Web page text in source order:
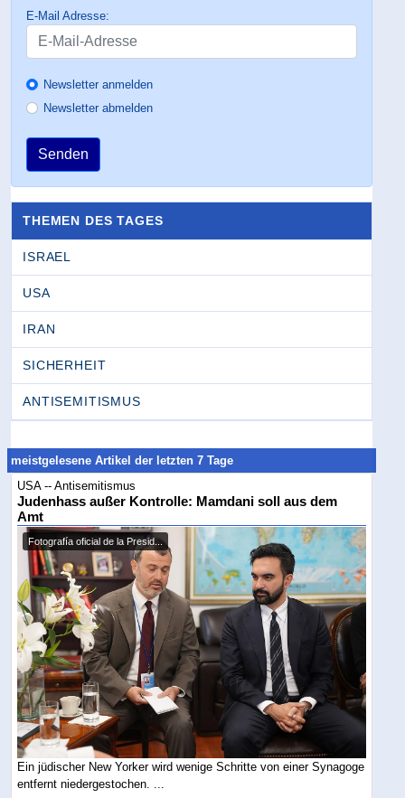
E-Mail Adresse:
Newsletter anmelden
Newsletter abmelden
Senden
THEMEN DES TAGES
ISRAEL
USA
IRAN
SICHERHEIT
ANTISEMITISMUS
meistgelesene Artikel der letzten 7 Tage
USA -- Antisemitismus
Judenhass außer Kontrolle: Mamdani soll aus dem
Amt
Fotografía oficial de la Presid...
Ein jüdischer New Yorker wird wenige Schritte von einer Synagoge
entfernt niedergestochen. ...